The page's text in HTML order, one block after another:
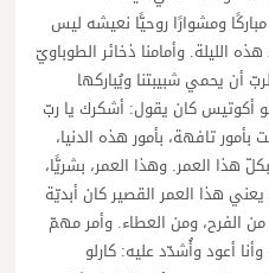
ومشوارًا روحيًّا نعيشه ليس
الليلة. وأمامنا ذخائر الطوباويّ
أن يحمي شبيبتنا ويُباركها
أكوتيس كان يقول: أشكرك يا ربّ
تافهة، بأمور هذه الدنيا،
هذا العمر. وهذا العمر، بشريًّا،
هذا العمر القصير كان أبديّة
من الفرح، ومن العطاء. وأمر مهمّ
أعود وأُشدّد عليه: كارلو